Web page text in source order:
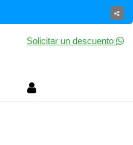
Solicitar un descuento